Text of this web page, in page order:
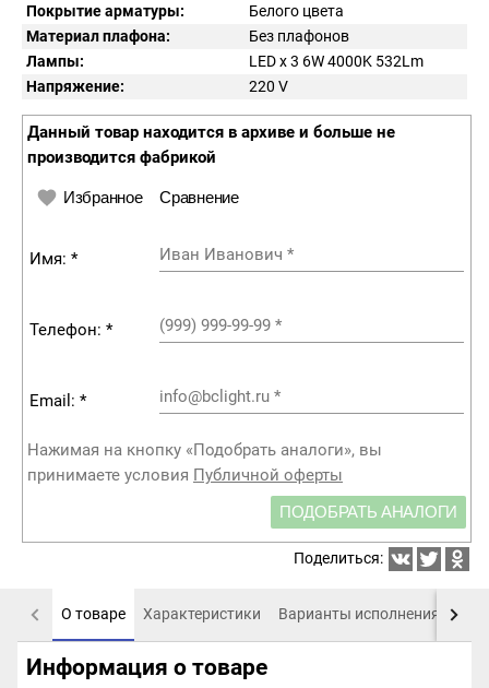
Покрытие арматуры:
Белого цвета
Материал плафона:
Без плафонов
Лампы:
LED x 3 6W 4000K 532Lm
Напряжение:
220 V
Данный товар находится в архиве и больше не
производится фабрикой
Избранное Сравнение
Имя: * Иван Иванович *
Телефон: * (999) 999-99-99 *
Email: * info@bclight.ru *
Нажимая на кнопку «Подобрать аналоги», вы
принимаете условия Публичной оферты
ПОДОБРАТЬ АНАЛОГИ
Поделиться:
О товаре Характеристики Варианты исполнения
Информация о товаре